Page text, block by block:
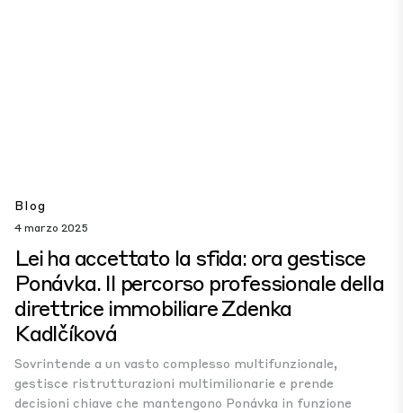
Blog
4 marzo 2025
Lei ha accettato la sfida: ora gestisce
Ponávka. Il percorso professionale della
direttrice immobiliare Zdenka
Kadlčíková
Sovrintende a un vasto complesso multifunzionale,
gestisce ristrutturazioni multimilionarie e prende
decisioni chiave che mantengono Ponávka in funzione